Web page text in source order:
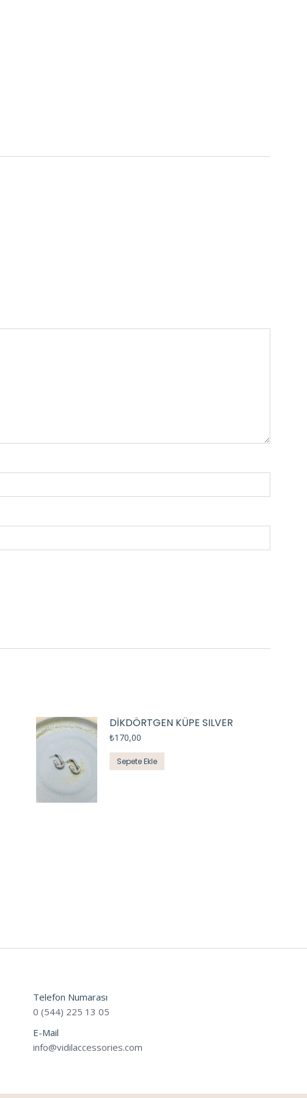
DİKDÖRTGEN KÜPE SILVER
₺170,00
Sepete Ekle
Telefon Numarası
0 (544) 225 13 05
E-Mail
info@vidilaccessories.com